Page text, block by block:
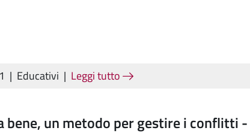
| Educativi | Leggi tutto
bene, un metodo per gestire i conflitti